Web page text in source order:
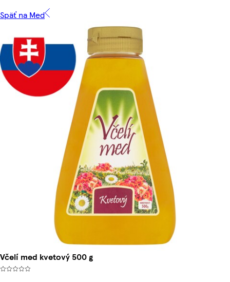
Späť na Med
Včelí med kvetový 500 g